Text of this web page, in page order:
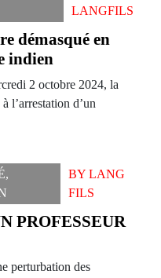
LANGFILS
démasqué en
indien
2 octobre 2024, la
l’arrestation d’un
,
BYLANG
FILS
PROFESSEUR
perturbation des